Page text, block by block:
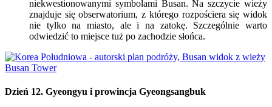
niekwestionowanymi symbolami Busan. Na szczycie wieży
znajduje się obserwatorium, z którego rozpościera się widok
nie tylko na miasto, ale i na zatokę. Szczególnie warto
odwiedzić to miejsce tuż po zachodzie słońca.
Dzień 12. Gyeongyu i prowincja Gyeongsangbuk